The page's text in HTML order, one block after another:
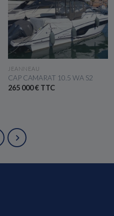
VOIR LE BATEAU
JEANNEAU
CAP CAMARAT 10.5 WA S2
265 000 € TTC